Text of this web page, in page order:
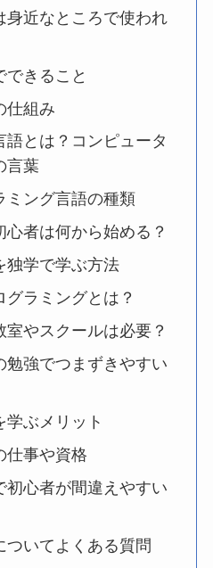
身近なところで使われ
できること
仕組み
語とは？コンピュータ
言葉
ミング言語の種類
者は何から始める？
独学で学ぶ方法
ラミングとは？
やスクールは必要？
勉強でつまずきやすい
学ぶメリット
仕事や資格
初心者が間違えやすい
ついてよくある質問